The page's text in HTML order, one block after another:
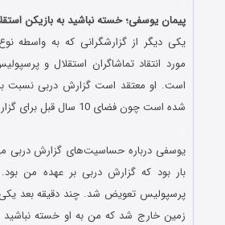
پیمان یوسفی؛ خسته نباشید به بازیکن
یکی دیگر از گزارشگرانی که به واسطه
مورد انتقاد تماشاگران استقلال و
است. او معتقد است گزارش دربی نسبت
شده است چون فضای 10 سال قبل برای گزارشگران سخت‌تر بوده.
یوسفی درباره حساسیت‌های گزارش دربی
بار بود که گزارش دربی بر عهده من بود.
پرسپولیس تعویض شد. چند دقیقه بعد یکی
زمین خارج شد که من به او خسته نباشید